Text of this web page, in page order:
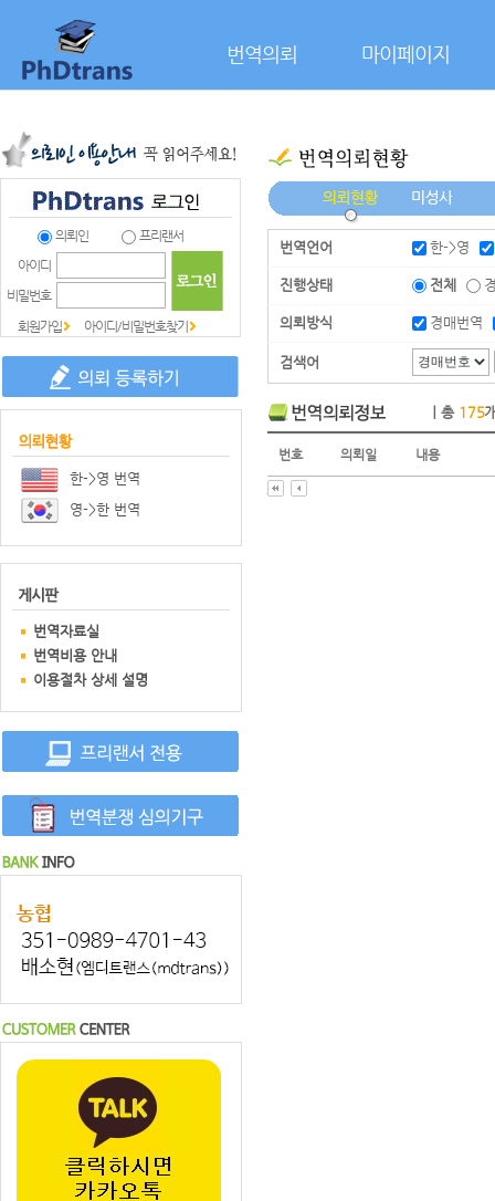
번역의뢰 마이페이지
의뢰인
프리랜서
아이디
비밀번호
회원가입
아이디/비밀번호찾기
한->영 번역
영->한 번역
번역자료실
번역비용 안내
이용절차 상세 설명
번역언어 한->영
진행상태 전체
의뢰방식 경매번역
검색어
｜총 175
번호 의뢰일 내용